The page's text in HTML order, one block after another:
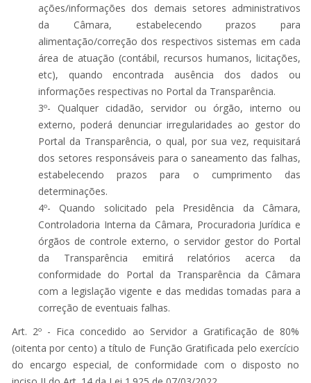
ações/informações dos demais setores administrativos
da Câmara, estabelecendo prazos para
alimentação/correção dos respectivos sistemas em cada
área de atuação (contábil, recursos humanos, licitações,
etc), quando encontrada ausência dos dados ou
informações respectivas no Portal da Transparência.
3º- Qualquer cidadão, servidor ou órgão, interno ou
externo, poderá denunciar irregularidades ao gestor do
Portal da Transparência, o qual, por sua vez, requisitará
dos setores responsáveis para o saneamento das falhas,
estabelecendo prazos para o cumprimento das
determinações.
4º- Quando solicitado pela Presidência da Câmara,
Controladoria Interna da Câmara, Procuradoria Jurídica e
órgãos de controle externo, o servidor gestor do Portal
da Transparência emitirá relatórios acerca da
conformidade do Portal da Transparência da Câmara
com a legislação vigente e das medidas tomadas para a
correção de eventuais falhas.
Art. 2º - Fica concedido ao Servidor a Gratificação de 80%
(oitenta por cento) a título de Função Gratificada pelo exercício
do encargo especial, de conformidade com o disposto no